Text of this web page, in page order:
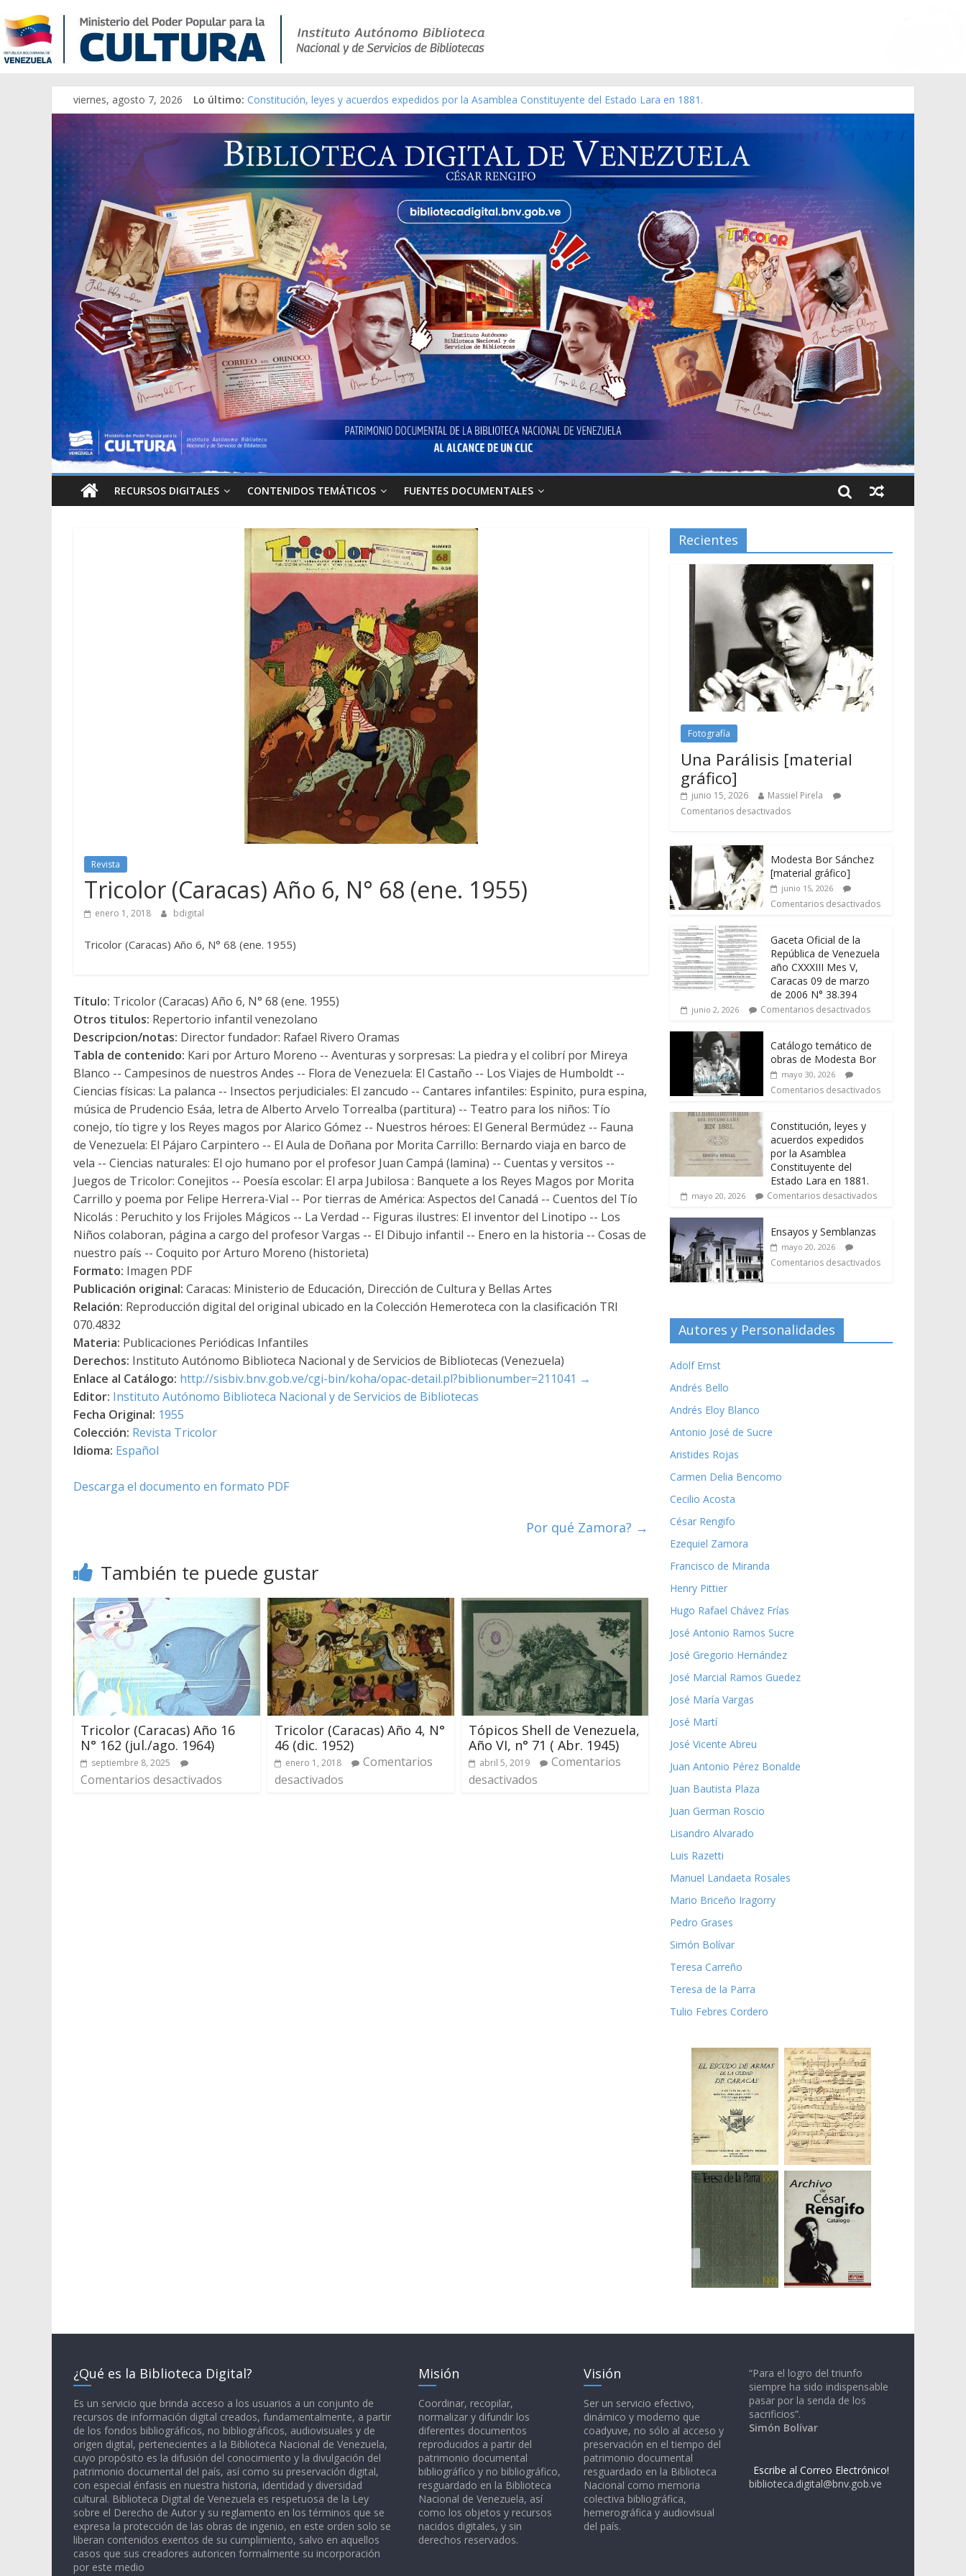
viernes, agosto 7, 2026 Lo último: Constitución, leyes y acuerdos expedidos por la Asamblea Constituyente del Estado Lara en 1881.
Una Parálisis [material gráfico]
Modesta Bor Sánchez [material gráfico]
Gaceta Oficial de la República de Venezuela año CXXXIII Mes V, Caracas 09 de marzo de 2006 N° 38.394
Catálogo temático de obras de Modesta Bor
RECURSOS DIGITALES CONTENIDOS TEMÁTICOS FUENTES DOCUMENTALES
Revista
Tricolor (Caracas) Año 6, N° 68 (ene. 1955)
enero 1, 2018 bdigital
Tricolor (Caracas) Año 6, N° 68 (ene. 1955)
Título: Tricolor (Caracas) Año 6, N° 68 (ene. 1955)
Otros titulos: Repertorio infantil venezolano
Descripcion/notas: Director fundador: Rafael Rivero Oramas
Tabla de contenido: Kari por Arturo Moreno -- Aventuras y sorpresas: La piedra y el colibrí por Mireya
Blanco -- Campesinos de nuestros Andes -- Flora de Venezuela: El Castaño -- Los Viajes de Humboldt --
Ciencias físicas: La palanca -- Insectos perjudiciales: El zancudo -- Cantares infantiles: Espinito, pura espina,
música de Prudencio Esáa, letra de Alberto Arvelo Torrealba (partitura) -- Teatro para los niños: Tío
conejo, tío tigre y los Reyes magos por Alarico Gómez -- Nuestros héroes: El General Bermúdez -- Fauna
de Venezuela: El Pájaro Carpintero -- El Aula de Doñana por Morita Carrillo: Bernardo viaja en barco de
vela -- Ciencias naturales: El ojo humano por el profesor Juan Campá (lamina) -- Cuentas y versitos --
Juegos de Tricolor: Conejitos -- Poesía escolar: El arpa Jubilosa : Banquete a los Reyes Magos por Morita
Carrillo y poema por Felipe Herrera-Vial -- Por tierras de América: Aspectos del Canadá -- Cuentos del Tío
Nicolás : Peruchito y los Frijoles Mágicos -- La Verdad -- Figuras ilustres: El inventor del Linotipo -- Los
Niños colaboran, página a cargo del profesor Vargas -- El Dibujo infantil -- Enero en la historia -- Cosas de
nuestro país -- Coquito por Arturo Moreno (historieta)
Formato: Imagen PDF
Publicación original: Caracas: Ministerio de Educación, Dirección de Cultura y Bellas Artes
Relación: Reproducción digital del original ubicado en la Colección Hemeroteca con la clasificación TRI
070.4832
Materia: Publicaciones Periódicas Infantiles
Derechos: Instituto Autónomo Biblioteca Nacional y de Servicios de Bibliotecas (Venezuela)
Enlace al Catálogo: http://sisbiv.bnv.gob.ve/cgi-bin/koha/opac-detail.pl?biblionumber=211041 →
Editor: Instituto Autónomo Biblioteca Nacional y de Servicios de Bibliotecas
Fecha Original: 1955
Colección: Revista Tricolor
Idioma: Español
Descarga el documento en formato PDF
Por qué Zamora? →
También te puede gustar
Tricolor (Caracas) Año 16
N° 162 (jul./ago. 1964)
septiembre 8, 2025
Comentarios desactivados
Tricolor (Caracas) Año 4, N°
46 (dic. 1952)
enero 1, 2018
Comentarios
desactivados
Tópicos Shell de Venezuela,
Año VI, n° 71 ( Abr. 1945)
abril 5, 2019
Comentarios
desactivados
Recientes
Fotografía
Una Parálisis [material
gráfico]
junio 15, 2026
Massiel Pirela
Comentarios desactivados
Modesta Bor Sánchez
[material gráfico]
junio 15, 2026
Comentarios desactivados
Gaceta Oficial de la
República de Venezuela
año CXXXIII Mes V,
Caracas 09 de marzo
de 2006 N° 38.394
junio 2, 2026 Comentarios desactivados
Catálogo temático de
obras de Modesta Bor
mayo 30, 2026
Comentarios desactivados
Constitución, leyes y
acuerdos expedidos
por la Asamblea
Constituyente del
Estado Lara en 1881.
mayo 20, 2026 Comentarios desactivados
Ensayos y Semblanzas
mayo 20, 2026
Comentarios desactivados
Autores y Personalidades
Adolf Ernst
Andrés Bello
Andrés Eloy Blanco
Antonio José de Sucre
Aristides Rojas
Carmen Delia Bencomo
Cecilio Acosta
César Rengifo
Ezequiel Zamora
Francisco de Miranda
Henry Pittier
Hugo Rafael Chávez Frías
José Antonio Ramos Sucre
José Gregorio Hernández
José Marcial Ramos Guedez
José María Vargas
José Martí
José Vicente Abreu
Juan Antonio Pérez Bonalde
Juan Bautista Plaza
Juan German Roscio
Lisandro Alvarado
Luis Razetti
Manuel Landaeta Rosales
Mario Briceño Iragorry
Pedro Grases
Simón Bolívar
Teresa Carreño
Teresa de la Parra
Tulio Febres Cordero
¿Qué es la Biblioteca Digital?
Es un servicio que brinda acceso a los usuarios a un conjunto de
recursos de información digital creados, fundamentalmente, a partir
de los fondos bibliográficos, no bibliográficos, audiovisuales y de
origen digital, pertenecientes a la Biblioteca Nacional de Venezuela,
cuyo propósito es la difusión del conocimiento y la divulgación del
patrimonio documental del país, así como su preservación digital,
con especial énfasis en nuestra historia, identidad y diversidad
cultural. Biblioteca Digital de Venezuela es respetuosa de la Ley
sobre el Derecho de Autor y su reglamento en los términos que se
expresa la protección de las obras de ingenio, en este orden solo se
liberan contenidos exentos de su cumplimiento, salvo en aquellos
casos que sus creadores autoricen formalmente su incorporación
por este medio
Misión
Coordinar, recopilar,
normalizar y difundir los
diferentes documentos
reproducidos a partir del
patrimonio documental
bibliográfico y no bibliográfico,
resguardado en la Biblioteca
Nacional de Venezuela, así
como los objetos y recursos
nacidos digitales, y sin
derechos reservados.
Visión
Ser un servicio efectivo,
dinámico y moderno que
coadyuve, no sólo al acceso y
preservación en el tiempo del
patrimonio documental
resguardado en la Biblioteca
Nacional como memoria
colectiva bibliográfica,
hemerográfica y audiovisual
del país.
“Para el logro del triunfo
siempre ha sido indispensable
pasar por la senda de los
sacrificios”.
Simón Bolívar
Escribe al Correo Electrónico!
biblioteca.digital@bnv.gob.ve